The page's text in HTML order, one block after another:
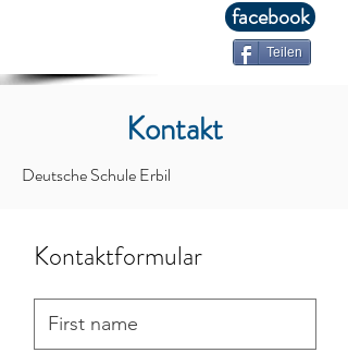
facebook
Teilen
Kontakt
Deutsche Schule Erbil
Kontaktformular